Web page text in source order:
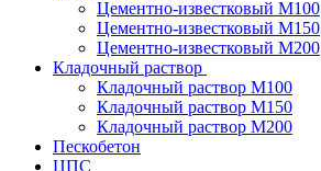
Цементно-известковый М100
Цементно-известковый М150
Цементно-известковый М200
Кладочный раствор
Кладочный раствор М100
Кладочный раствор М150
Кладочный раствор М200
Пескобетон
ЦПС